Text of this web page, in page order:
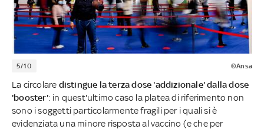
5/10 ©Ansa
La circolare distingue la terza dose 'addizionale' dalla dose
'booster': in quest'ultimo caso la platea di riferimento non
sono i soggetti particolarmente fragili per i quali si è
evidenziata una minore risposta al vaccino (e che per